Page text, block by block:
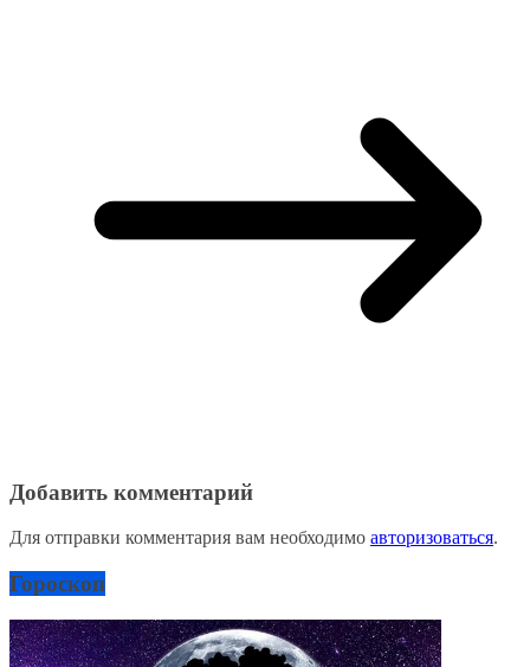
Добавить комментарий
Для отправки комментария вам необходимо авторизоваться.
Гороскоп